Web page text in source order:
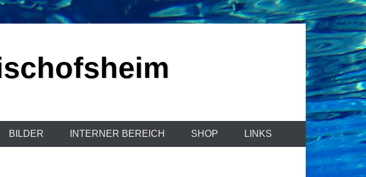
BILDER INTERNER BEREICH SHOP LINKS